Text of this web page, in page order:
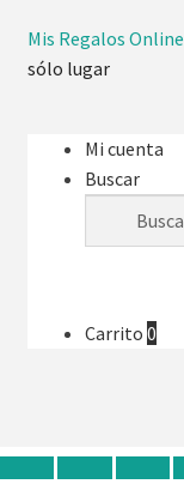
Mis Regalos Online
sólo lugar
Mi cuenta
Buscar
Carrito 0